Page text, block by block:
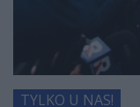
TYLKO U NAS!